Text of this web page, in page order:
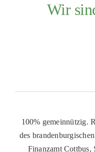
Wir
100% gemeinnützig.
des
Finanzamt